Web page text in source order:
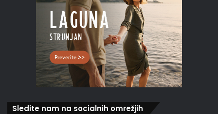
Sledite nam na socialnih omrežjih